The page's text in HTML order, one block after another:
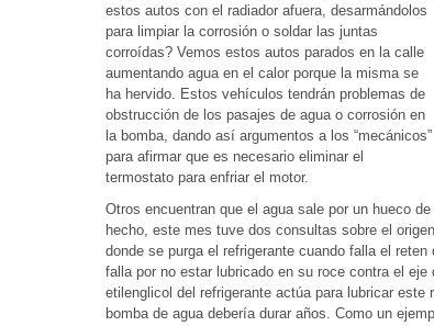
estos autos con el radiador afuera, desarmándolos
para limpiar la corrosión o soldar las juntas
corroídas? Vemos estos autos parados en la calle
aumentando agua en el calor porque la misma se
ha hervido. Estos vehículos tendrán problemas de
obstrucción de los pasajes de agua o corrosión en
la bomba, dando así argumentos a los “mecánicos”
para afirmar que es necesario eliminar el
termostato para enfriar el motor.
Otros encuentran que el agua sale por un hueco
hecho, este mes tuve dos consultas sobre el
donde se purga el refrigerante cuando falla el
falla por no estar lubricado en su roce contra el eje
etilenglicol del refrigerante actúa para lubricar
bomba de agua debería durar años. Como un